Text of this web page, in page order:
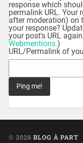
response which
permalink URL. Your
after moderation) on
your response?
your post's URL
Webmentions.)
URL/Permalink of
© 2026 BLOG À PART